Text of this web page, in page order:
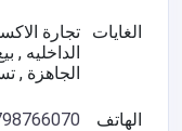
الغايات
تجارة
الداخليه ,
الجاهزة ,
الهاتف